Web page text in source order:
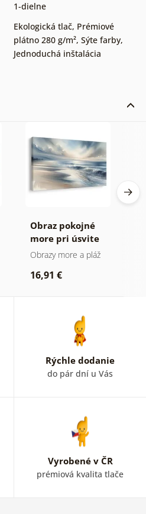
1-dielne
Ekologická tlač, Prémiové
plátno 280 g/m², Sýte farby,
Jednoduchá inštalácia
Obraz pokojné
more pri úsvite
Obrazy more a pláž
16,91 €
Rýchle dodanie
do pár dní u Vás
Vyrobené v ČR
prémiová kvalita tlače